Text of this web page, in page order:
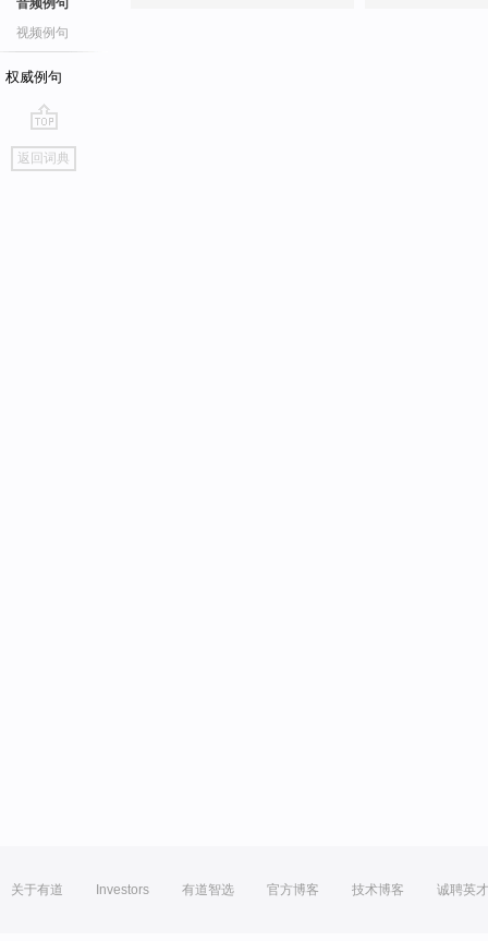
音频例句
视频例句
权威例句
go
top
返回词典
关于有道 Investors 有道智选 官方博客 技术博客 诚聘英才